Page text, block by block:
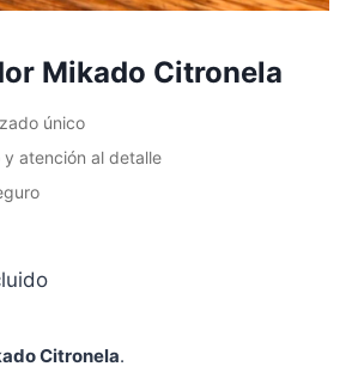
Mikado Citronela
único
y atención al detalle
Citronela.